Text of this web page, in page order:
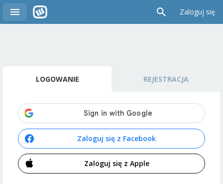
Zaloguj się
LOGOWANIE REJESTRACJA
Zaloguj się z Facebook
Zaloguj się z Apple